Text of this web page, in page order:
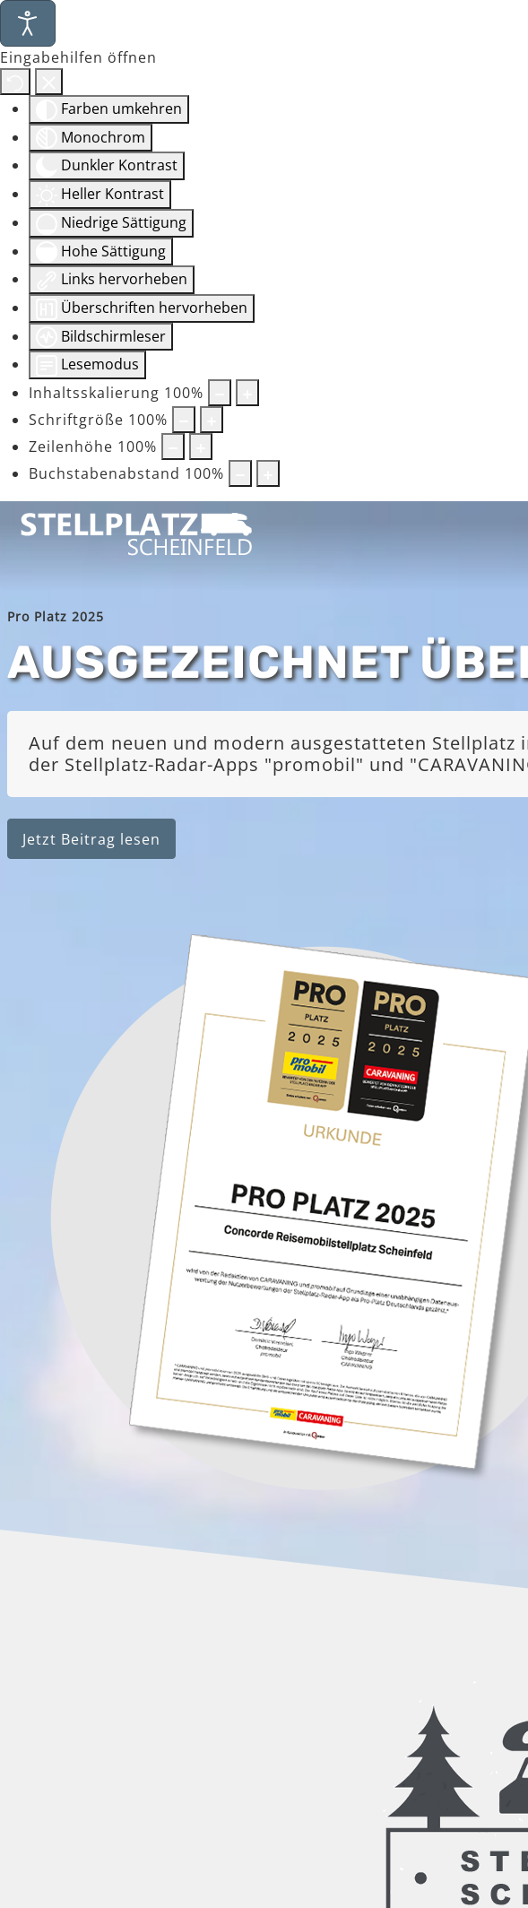
Eingabehilfen öffnen
Farben umkehren
Monochrom
Dunkler Kontrast
Heller Kontrast
Niedrige Sättigung
Hohe Sättigung
Links hervorheben
Überschriften hervorheben
Bildschirmleser
Lesemodus
Inhaltsskalierung 100%
Schriftgröße 100%
Zeilenhöhe 100%
Buchstabenabstand 100%
Pro Platz 2025
AUSGEZEICHNET
Auf dem neuen und modern ausgestatteten
der Stellplatz-Radar-Apps "promobil" und
Jetzt Beitrag lesen